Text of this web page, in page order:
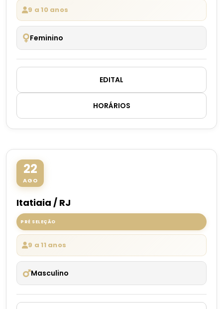
9 a 10 anos
Feminino
EDITAL
HORÁRIOS
22
AGO
Itatiaia / RJ
PRÉ SELEÇÃO
9 a 11 anos
Masculino